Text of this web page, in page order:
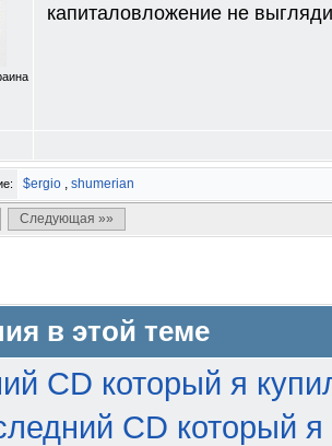
капиталовложение не
$ergio , shumerian
Следующая »»
в этой теме
CD который я
CD который я